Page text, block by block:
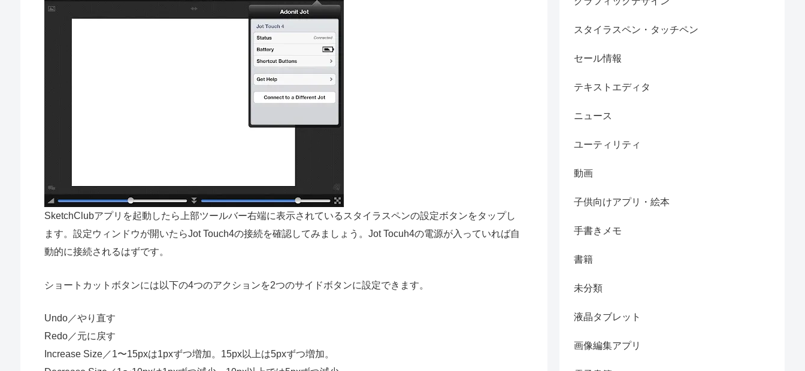
SketchClubアプリを起動したら上部ツールバー右端に表示されているスタイラスペンの設定ボタンをタップし
ます。設定ウィンドウが開いたらJot Touch4の接続を確認してみましょう。Jot Tocuh4の電源が入っていれば自
動的に接続されるはずです。
ショートカットボタンには以下の4つのアクションを2つのサイドボタンに設定できます。
Undo／やり直す
Redo／元に戻す
Increase Size／1〜15pxは1pxずつ増加。15px以上は5pxずつ増加。
スタイラスペン・タッチペン
セール情報
テキストエディタ
ニュース
ユーティリティ
動画
子供向けアプリ・絵本
手書きメモ
書籍
未分類
液晶タブレット
画像編集アプリ